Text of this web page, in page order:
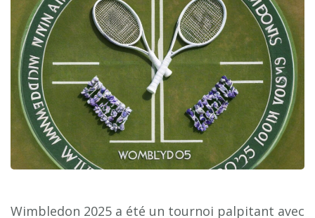
Wimbledon 2025 a été un tournoi palpitant avec